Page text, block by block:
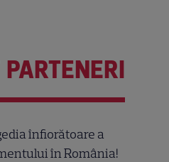
înfiorătoare a
în România!